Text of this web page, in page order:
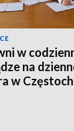
w
na
w